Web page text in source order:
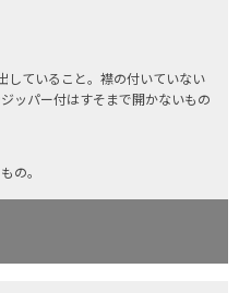
していること。襟の付いていない
ッパー付はすそまで開かないもの
の。